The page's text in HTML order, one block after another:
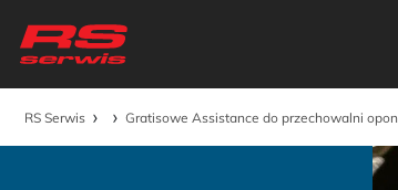
RS Serwis › › Gratisowe Assistance do przechowalni opon